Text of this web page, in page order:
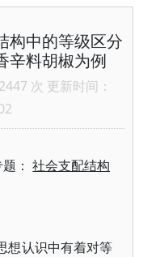
构中的等级区分
料胡椒为例
次 更新时间：
题：社会支配结构
想认识中有着对等